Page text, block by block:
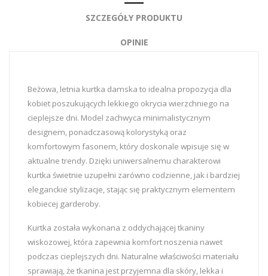
SZCZEGÓŁY PRODUKTU
OPINIE
Beżowa, letnia kurtka damska to idealna propozycja dla
kobiet poszukujących lekkiego okrycia wierzchniego na
cieplejsze dni. Model zachwyca minimalistycznym
designem, ponadczasową kolorystyką oraz
komfortowym fasonem, który doskonale wpisuje się w
aktualne trendy. Dzięki uniwersalnemu charakterowi
kurtka świetnie uzupełni zarówno codzienne, jak i bardziej
eleganckie stylizacje, stając się praktycznym elementem
kobiecej garderoby.
Kurtka została wykonana z oddychającej tkaniny
wiskozowej, która zapewnia komfort noszenia nawet
podczas cieplejszych dni. Naturalne właściwości materiału
sprawiają, że tkanina jest przyjemna dla skóry, lekka i